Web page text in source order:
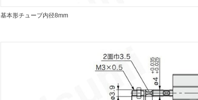
基本形チューブ内径8mm